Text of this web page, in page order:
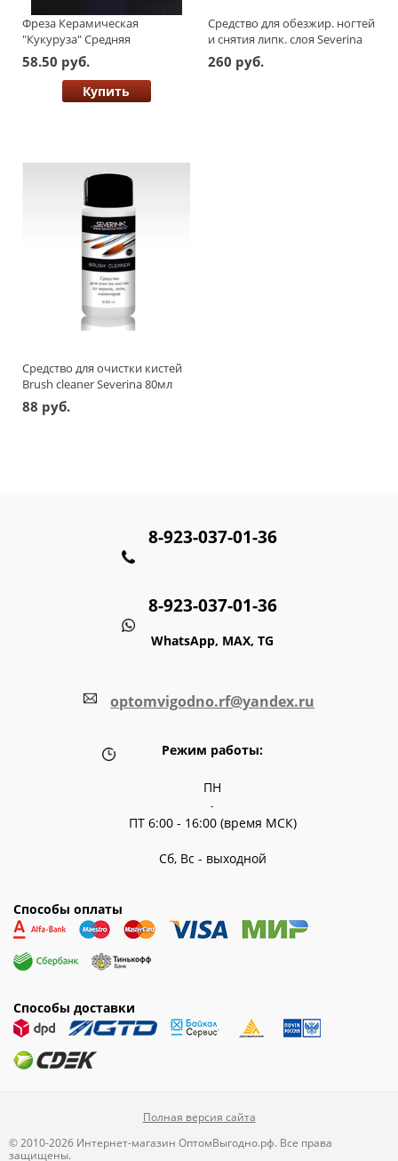
Фреза Керамическая
"Кукуруза" Средняя
58.50 руб.
Купить
Средство для обезжир. ногтей
и снятия липк. слоя Severina
500мл
260 руб.
Средство для очистки кистей
Brush cleaner Severina 80мл
88 руб.
8-923-037-01-36
8-923-037-01-36
WhatsApp, MAX, TG
optomvigodno.rf@yandex.ru
Режим работы:
ПН
-
ПТ 6:00 - 16:00 (время МСК)
Сб, Вс - выходной
Способы оплаты
Способы доставки
Полная версия сайта
© 2010-2026 Интернет-магазин ОптомВыгодно.рф. Все права
защищены.